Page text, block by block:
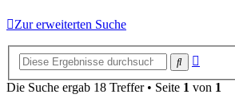
Zur erweiterten Suche
Suche
Die Suche ergab 18 Treffer • Seite 1 von 1